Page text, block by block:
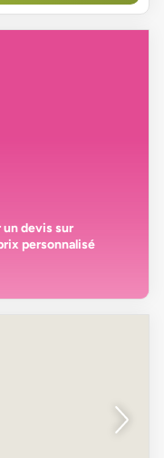
un devissur
personnalisé